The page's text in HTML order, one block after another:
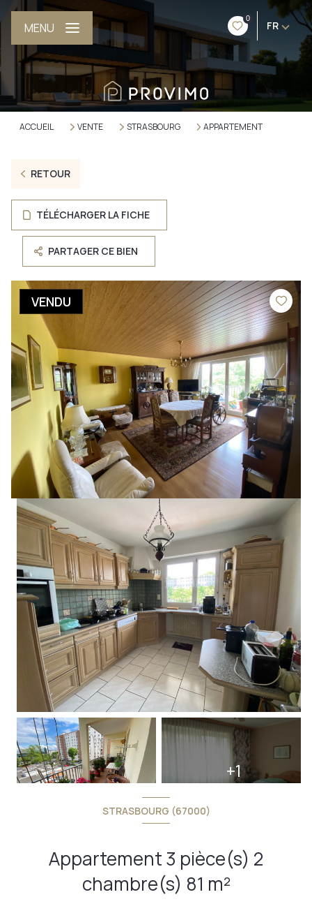
0
FR
MENU
ACCUEIL VENTE STRASBOURG APPARTEMENT
RETOUR
TÉLÉCHARGER LA FICHE
PARTAGER CE BIEN
VENDU
+1
STRASBOURG (67000)
Appartement 3 pièce(s) 2
chambre(s) 81 m²